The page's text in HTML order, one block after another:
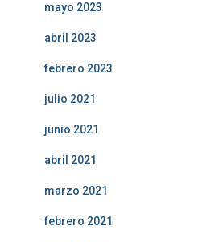
mayo 2023
abril 2023
febrero 2023
julio 2021
junio 2021
abril 2021
marzo 2021
febrero 2021